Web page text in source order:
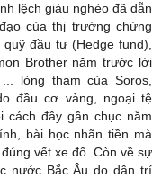
lệch giàu nghèo đã dẫn
của thị trường chứng
đầu tư (Hedge fund),
Brother năm trước lời
lòng tham của Soros,
đầu cơ vàng, ngoại tệ
cách đây gần chục năm
bài học nhãn tiền mà
vết xe đổ. Còn về sự
nước Bắc Âu do dân trí